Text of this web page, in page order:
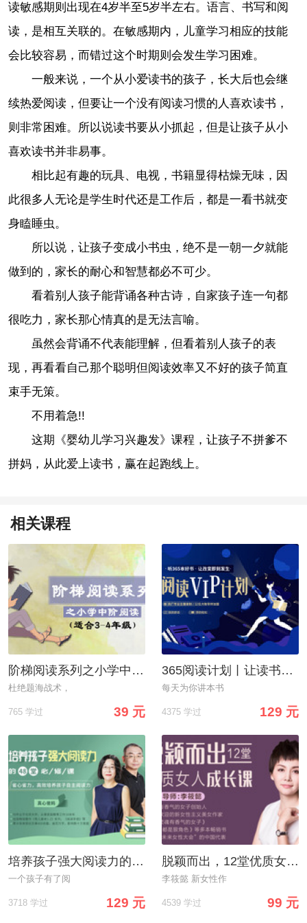
读敏感期则出现在4岁半至5岁半左右。语言、书写和阅
读，是相互关联的。在敏感期内，儿童学习相应的技能
会比较容易，而错过这个时期则会发生学习困难。
一般来说，一个从小爱读书的孩子，长大后也会继
续热爱阅读，但要让一个没有阅读习惯的人喜欢读书，
则非常困难。所以说读书要从小抓起，但是让孩子从小
喜欢读书并非易事。
相比起有趣的玩具、电视，书籍显得枯燥无味，因
此很多人无论是学生时代还是工作后，都是一看书就变
身瞌睡虫。
所以说，让孩子变成小书虫，绝不是一朝一夕就能
做到的，家长的耐心和智慧都必不可少。
看着别人孩子能背诵各种古诗，自家孩子连一句都
很吃力，家长那心情真的是无法言喻。
虽然会背诵不代表能理解，但看着别人孩子的表
现，再看看自己那个聪明但阅读效率又不好的孩子简直
束手无策。
不用着急!!
这期《婴幼儿学习兴趣发》课程，让孩子不拼爹不
拼妈，从此爱上读书，赢在起跑线上。
相关课程
阶梯阅读系列之小学中阶阅读
杜绝题海战术，
765 学过 39 元
365阅读计划丨让读书成为你的生活方式
每天为你讲本书
4375 学过 129 元
培养孩子强大阅读力的48堂必修课
一个孩子有了阅
3718 学过 129 元
脱颖而出，12堂优质女人成长课
李筱懿 新女性作
4539 学过 99 元